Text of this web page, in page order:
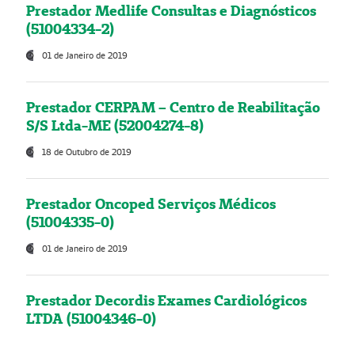
Prestador Medlife Consultas e Diagnósticos
(51004334-2)
01 de Janeiro de 2019
Prestador CERPAM – Centro de Reabilitação
S/S Ltda-ME (52004274-8)
18 de Outubro de 2019
Prestador Oncoped Serviços Médicos
(51004335-0)
01 de Janeiro de 2019
Prestador Decordis Exames Cardiológicos
LTDA (51004346-0)